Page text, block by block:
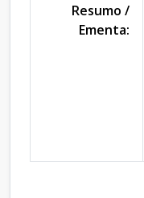
Resumo /
Ementa: